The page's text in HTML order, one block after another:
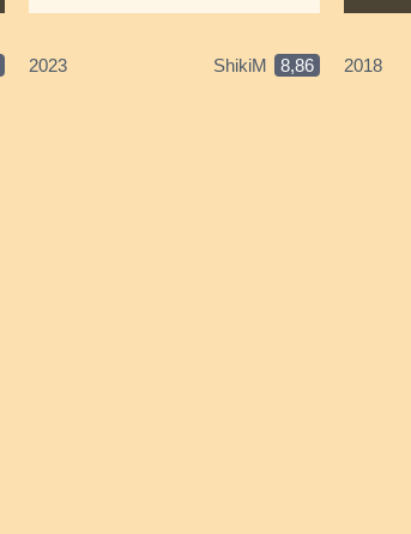
2023 ShikiM 8,86 2018